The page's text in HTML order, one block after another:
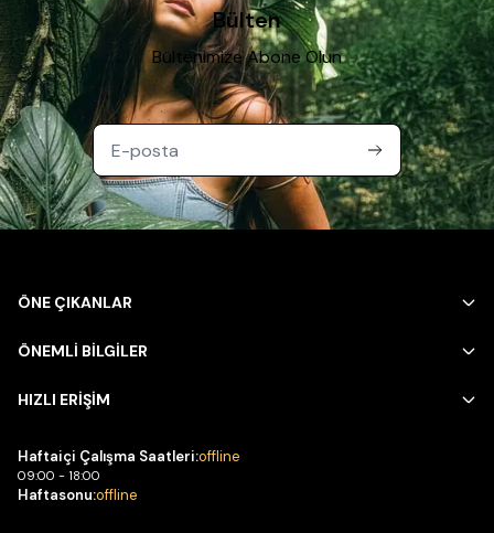
Bülten
Bültenimize Abone Olun
ÖNE ÇIKANLAR
ÖNEMLİ BİLGİLER
HIZLI ERİŞİM
Haftaiçi Çalışma Saatleri:offline
09:00 - 18:00
Haftasonu:offline